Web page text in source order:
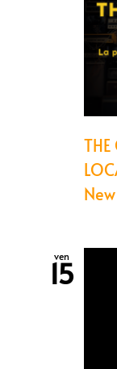
ven
15